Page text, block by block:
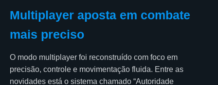
Multiplayer aposta em combate
mais preciso
O modo multiplayer foi reconstruído com foco em
precisão, controle e movimentação fluida. Entre as
novidades está o sistema chamado “Autoridade